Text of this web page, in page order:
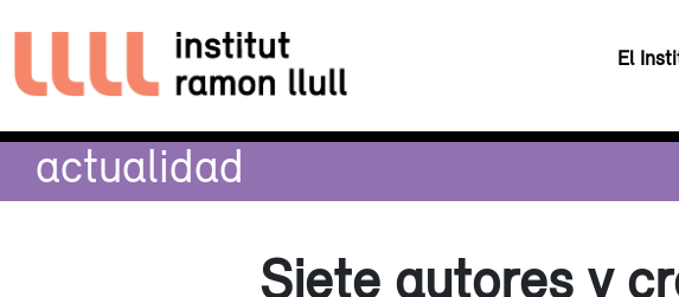
El
actualidad
Siete autores y